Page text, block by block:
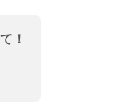
！